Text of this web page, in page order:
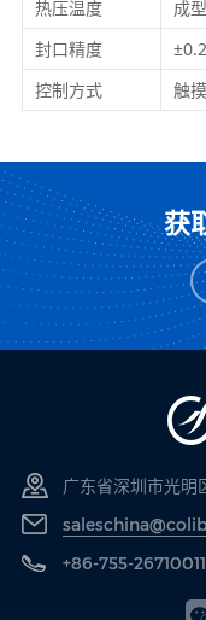
热压温度
成
封口精度
控制方式
触
获
广东省深圳市光明
+86-755-26710011